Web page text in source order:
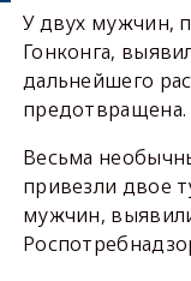
У двух мужчин,
Гонконга,
дальнейшего
предотвращена.
Весьма
привезли двое
мужчин,